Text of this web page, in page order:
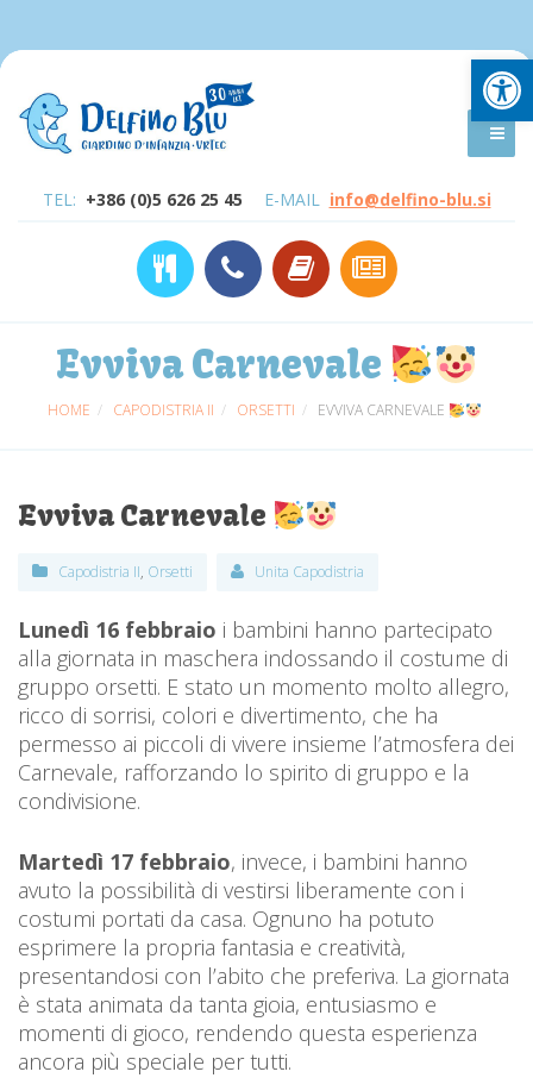
TEL: +386 (0)5 626 25 45 E-MAIL info@delfino-blu.si
Evviva Carnevale
HOME CAPODISTRIA II ORSETTI EVVIVA CARNEVALE
Evviva Carnevale
Capodistria II, Orsetti Unita Capodistria
Lunedì 16 febbraio i bambini hanno partecipato
alla giornata in maschera indossando il costume di
gruppo orsetti. E stato un momento molto allegro,
ricco di sorrisi, colori e divertimento, che ha
permesso ai piccoli di vivere insieme l’atmosfera dei
Carnevale, rafforzando lo spirito di gruppo e la
condivisione.
Martedì 17 febbraio, invece, i bambini hanno
avuto la possibilità di vestirsi liberamente con i
costumi portati da casa. Ognuno ha potuto
esprimere la propria fantasia e creatività,
presentandosi con l’abito che preferiva. La giornata
è stata animata da tanta gioia, entusiasmo e
momenti di gioco, rendendo questa esperienza
ancora più speciale per tutti.